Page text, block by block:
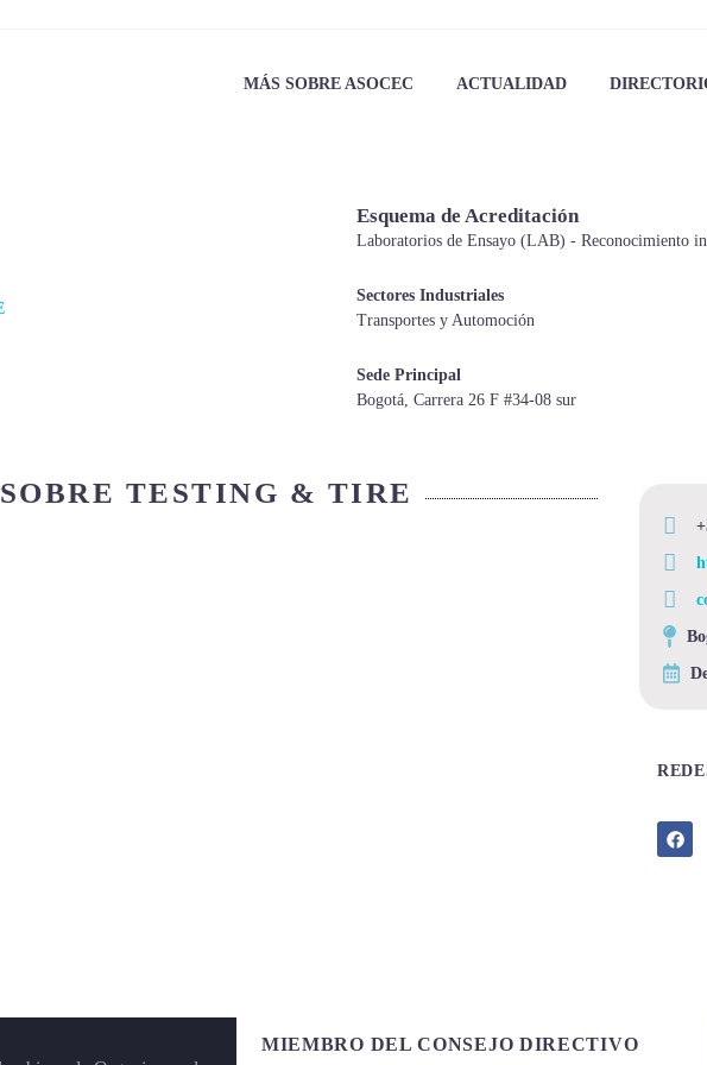
MÁS SOBRE ASOCEC ACTUALIDAD
Esquema de Acreditación
Laboratorios de Ensayo (LAB) - Reconocimiento
Sectores Industriales
Transportes y Automoción
Sede Principal
Bogotá, Carrera 26 F #34-08 sur
SOBRE TESTING & TIRE
MIEMBRO DEL CONSEJO DIRECTIVO